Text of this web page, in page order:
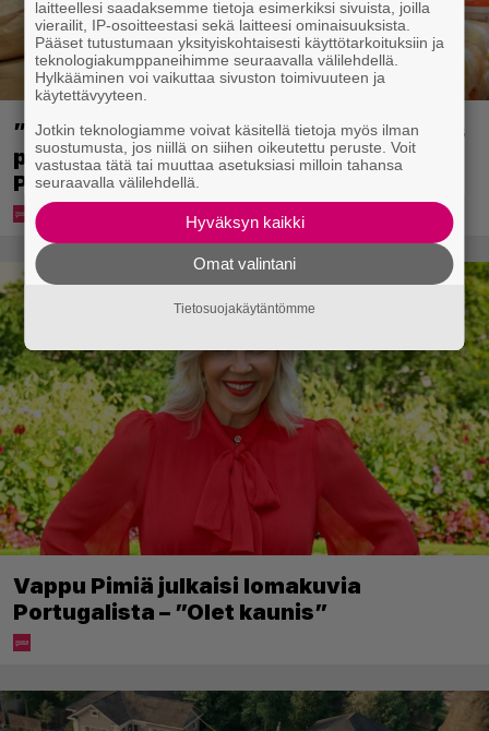
”Tavallista suurempia pakkauksia myös
perheille” – tänne aukee Suomen toinen
Prisma Tukku
Vappu Pimiä julkaisi lomakuvia
Portugalista – ”Olet kaunis”
laitteellesi saadaksemme tietoja esimerkiksi sivuista, joilla
vierailit, IP-osoitteestasi sekä laitteesi ominaisuuksista.
Pääset tutustumaan yksityiskohtaisesti käyttötarkoituksiin ja
teknologiakumppaneihimme seuraavalla välilehdellä.
Hylkääminen voi vaikuttaa sivuston toimivuuteen ja
käytettävyyteen.
Jotkin teknologiamme voivat käsitellä tietoja myös ilman
suostumusta, jos niillä on siihen oikeutettu peruste. Voit
vastustaa tätä tai muuttaa asetuksiasi milloin tahansa
seuraavalla välilehdellä.
Hyväksyn kaikki
Omat valintani
Tietosuojakäytäntömme